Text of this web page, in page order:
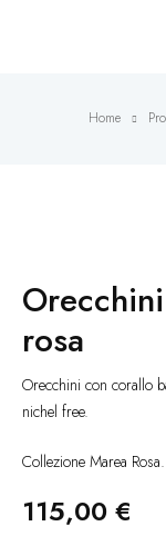
Home
rosa
Orecchini con corallo
nichel free.
Collezione Marea Rosa.
115,00 €